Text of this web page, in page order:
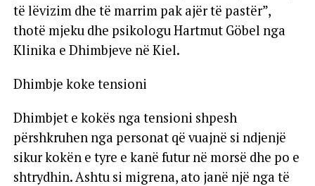
të lëvizim dhe të marrim pak ajër të pastër”,
thotë mjeku dhe psikologu Hartmut Göbel nga
Klinika e Dhimbjeve në Kiel.
Dhimbje koke tensioni
Dhimbjet e kokës nga tensioni shpesh
përshkruhen nga personat që vuajnë si ndjenjë
sikur kokën e tyre e kanë futur në morsë dhe po e
shtrydhin. Ashtu si migrena, ato janë një nga të